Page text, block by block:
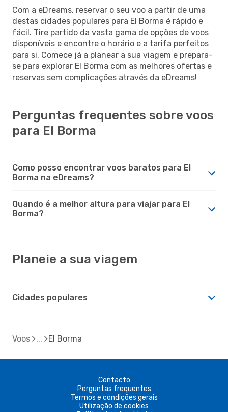
Com a eDreams, reservar o seu voo a partir de uma
destas cidades populares para El Borma é rápido e
fácil. Tire partido da vasta gama de opções de voos
disponíveis e encontre o horário e a tarifa perfeitos
para si. Comece já a planear a sua viagem e prepara-
se para explorar El Borma com as melhores ofertas e
reservas sem complicações através da eDreams!
Perguntas frequentes sobre voos
para El Borma
Como posso encontrar voos baratos para El
Borma na eDreams?
Quando é a melhor altura para viajar para El
Borma?
Planeie a sua viagem
Cidades populares
Voos El Borma
Contacto
Perguntas frequentes
Termos e condições gerais
Utilização de cookies